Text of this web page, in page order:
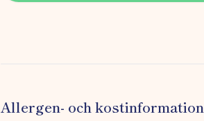
Allergen- och kostinformation